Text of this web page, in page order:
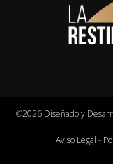
©2026 Diseñado y
Aviso Legal -